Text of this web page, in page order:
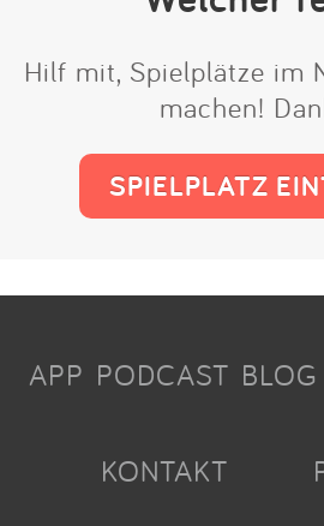
Hilf mit, Spielplätze im
machen!
SPIELPLATZ
APP PODCAST BLOG
KONTAKT